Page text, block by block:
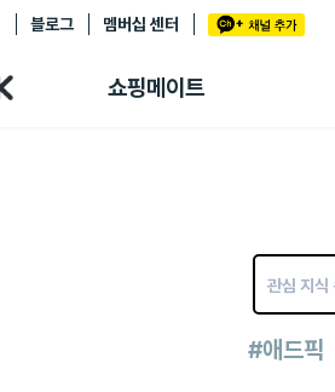
블로그 멤버십 센터
쇼핑메이트
추천상품
쇼핑 에이전트
#애드픽